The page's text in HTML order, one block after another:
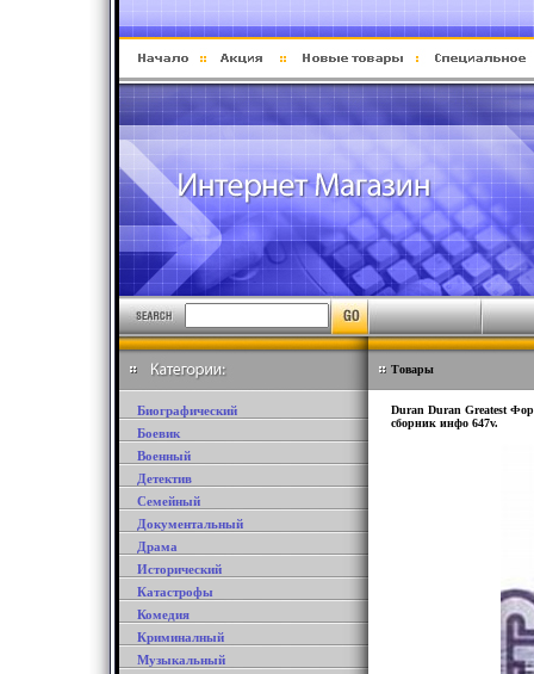
Биографический
Боевик
Военный
Детектив
Семейный
Документальный
Драма
Исторический
Катастрофы
Комедия
Криминалный
Музыкальный
Товары
Duran Duran Greatest
сборник инфо 647v.